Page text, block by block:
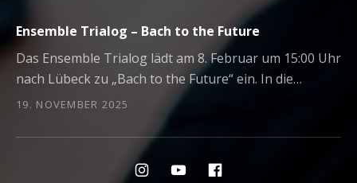
Ensemble Trialog – Bach to the Future
19. NOVEMBER 2025
Das Ensemble Trialog lädt am 8. Februar um 15:00 Uhr
nach Lübeck zu „Bach to the Future“ ein. In die…
Social Media Profiles
Menüeintrag
Menüeintrag